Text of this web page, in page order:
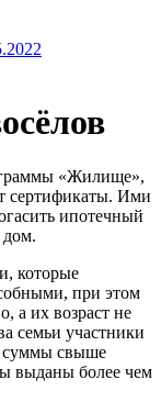
«Жилище»,
сертификаты. Ими
ипотечный
дом.
которые
при этом
а их возраст не
семьи участники
суммы свыше
выданы более чем